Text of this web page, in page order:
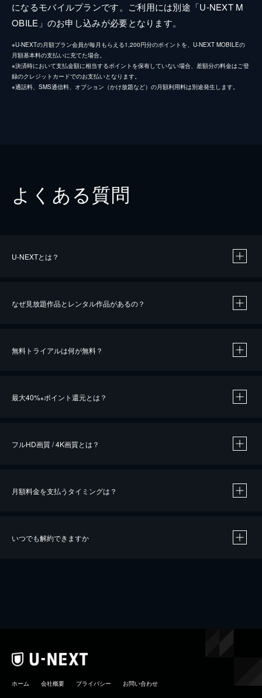
になるモバイルプランです。ご利用には別途「U-NEXT M
OBILE」のお申し込みが必要となります。
※U-NEXTの月額プラン会員が毎月もらえる1,200円分のポイントを、U-NEXT MOBILEの
月額基本料の支払いに充てた場合。
※決済時において支払金額に相当するポイントを保有していない場合、差額分の料金はご登
録のクレジットカードでのお支払いとなります。
※通話料、SMS通信料、オプション（かけ放題など）の月額利用料は別途発生します。
よくある質問
U-NEXTとは？
なぜ見放題作品とレンタル作品があるの？
無料トライアルは何が無料？
最大40%※ポイント還元とは？
※40％ポイント還元の対象は、クレジットカード決済による作品の購入 / レンタルです。
フルHD画質 / 4K画質とは？
月額料金を支払うタイミングは？
いつでも解約できますか
ホーム 会社概要 プライバシー お問い合わせ